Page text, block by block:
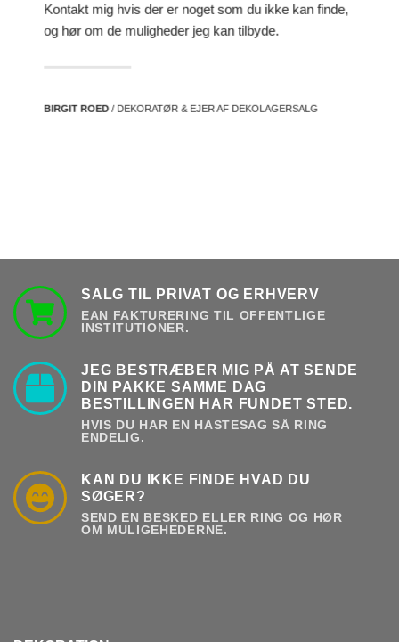
Kontakt mig hvis der er noget som du ikke kan finde,
og hør om de muligheder jeg kan tilbyde.
BIRGIT ROED/ DEKORATØR & EJER AF DEKOLAGERSALG
SALG TIL PRIVAT OG ERHVERV
EAN FAKTURERING TIL OFFENTLIGE
INSTITUTIONER.
JEG BESTRÆBER MIG PÅ AT SENDE
DIN PAKKE SAMME DAG
BESTILLINGEN HAR FUNDET STED.
HVIS DU HAR EN HASTESAG SÅ RING
ENDELIG.
KAN DU IKKE FINDE HVAD DU
SØGER?
SEND EN BESKED ELLER RING OG HØR
OM MULIGEHEDERNE.